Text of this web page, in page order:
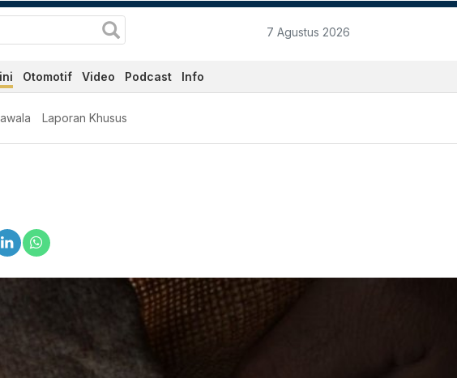
7 Agustus 2026
Otomotif Video Podcast Info
Laporan Khusus